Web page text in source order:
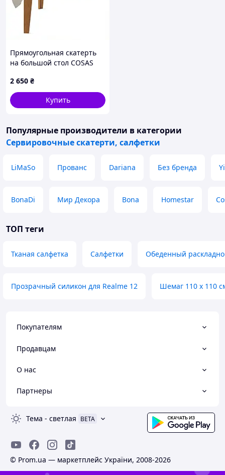
Прямоугольная скатерть
на большой стол COSAS
2 650 ₴
Купить
Популярные производители в категории
Сервировочные скатерти, салфетки
LiMaSo Прованс Dariana Без бренда
BonaDi Мир Декора Bona Homestar
ТОП теги
Тканая салфетка Салфетки Обеденный
Прозрачный силикон для Realme 12 Шемаг 110 х 110
Покупателям
Продавцам
О нас
Партнеры
Тема - светлая BETA
© Prom.ua — маркетплейс України, 2008-2026